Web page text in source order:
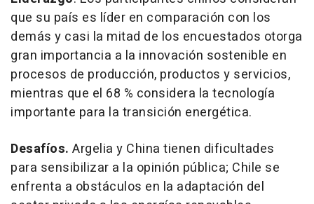
que su país es líder en comparación con los
demás y casi la mitad de los encuestados otorga
gran importancia a la innovación sostenible en
procesos de producción, productos y servicios,
mientras que el 68 % considera la tecnología
importante para la transición energética.
Desafíos. Argelia y China tienen dificultades
para sensibilizar a la opinión pública; Chile se
enfrenta a obstáculos en la adaptación del